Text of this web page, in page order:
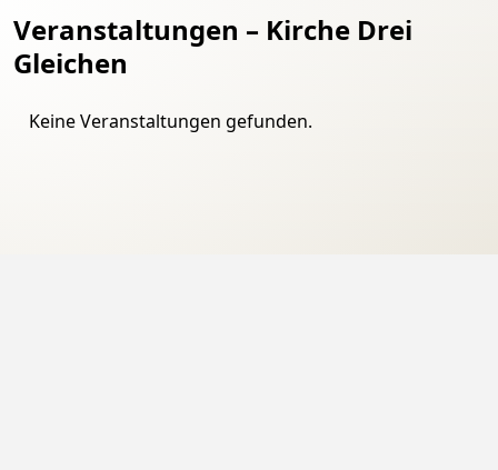
Veranstaltungen – Kirche Drei
Gleichen
Keine Veranstaltungen gefunden.